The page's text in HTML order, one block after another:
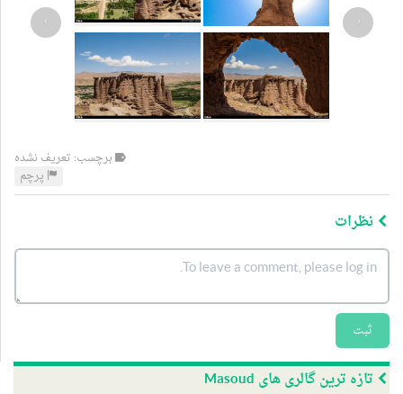
‹
›
برچسب: تعریف نشده
پرچم
نظرات
ثبت
تازه ترین گالری های Masoud